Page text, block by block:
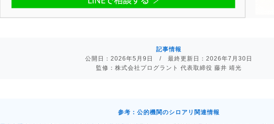
記事情報
公開日：2026年5月9日 / 最終更新日：2026年7月30日
監修：株式会社プログラント 代表取締役 藤井 靖光
参考：公的機関のシロアリ関連情報